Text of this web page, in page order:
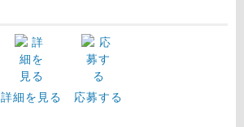
詳細を見る 応募する